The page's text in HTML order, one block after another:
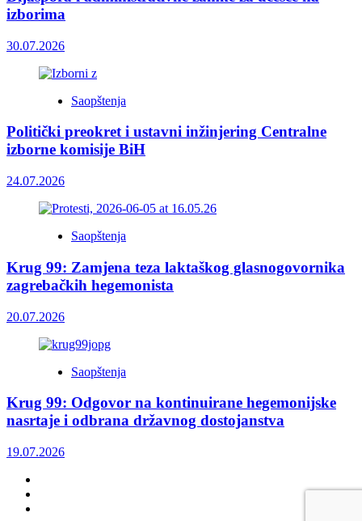
izborima
30.07.2026
Saopštenja
Politički preokret i ustavni inžinjering Centralne
izborne komisije BiH
24.07.2026
Saopštenja
Krug 99: Zamjena teza laktaškog glasnogovornika
zagrebačkih hegemonista
20.07.2026
Saopštenja
Krug 99: Odgovor na kontinuirane hegemonijske
nasrtaje i odbrana državnog dostojanstva
19.07.2026